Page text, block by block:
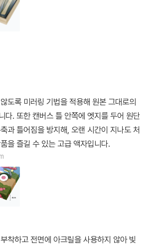
도록 미러링 기법을 적용해 원본 그대로의
다. 또한 캔버스 틀 안쪽에 엣지를 두어 원단
과 틀어짐을 방지해, 오랜 시간이 지나도 처
을 즐길 수 있는 고급 액자입니다.
착하고 전면에 아크릴을 사용하지 않아 빛